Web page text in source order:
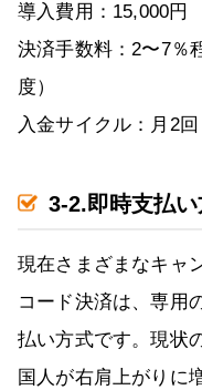
導入費用：15,000円
決済手数料：2〜7％
度）
入金サイクル：月2回
3-2.即時支払い
現在さまざまなキャ
コード決済は、専用
払い方式です。現状
国人が右肩上がりに